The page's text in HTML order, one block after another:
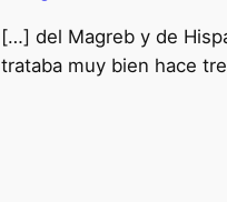
[…] del Magreb y de
trataba muy bien hace